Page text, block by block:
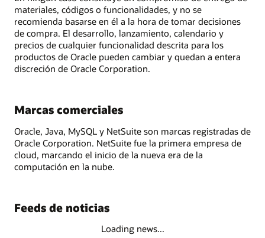
materiales, códigos o funcionalidades, y no se
recomienda basarse en él a la hora de tomar decisiones
de compra. El desarrollo, lanzamiento, calendario y
precios de cualquier funcionalidad descrita para los
productos de Oracle pueden cambiar y quedan a entera
discreción de Oracle Corporation.
Marcas comerciales
Oracle, Java, MySQL y NetSuite son marcas registradas de
Oracle Corporation. NetSuite fue la primera empresa de
cloud, marcando el inicio de la nueva era de la
computación en la nube.
Feeds de noticias
Loading news...